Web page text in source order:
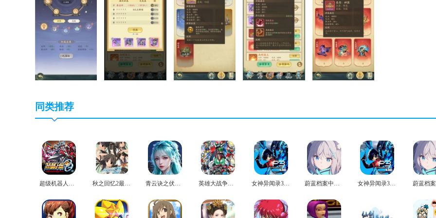
同类推荐
超级机器人大战og2官方版 秋之回忆2最新版 青云诀之伏魔最新版 英雄大战争极限官方版 女神异闻录3免费版 蔚蓝档案中文版 女神异闻录3安卓版 蔚蓝档